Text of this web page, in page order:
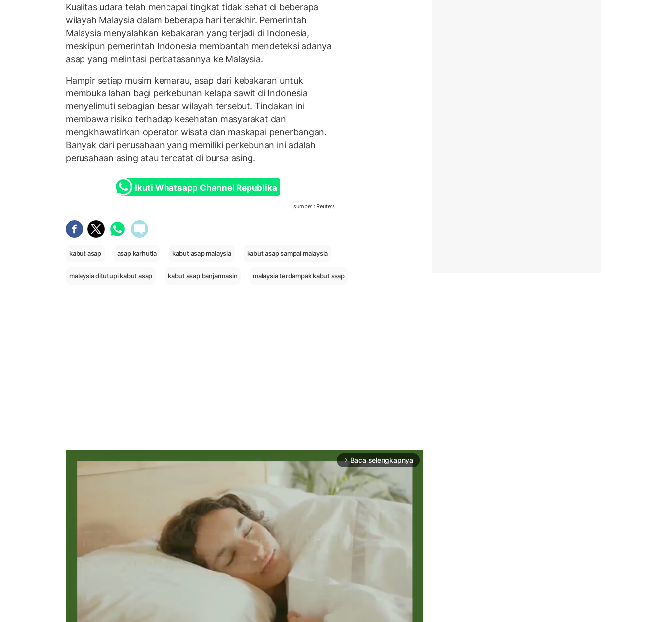
Kualitas udara telah mencapai tingkat tidak sehat di beberapa
wilayah Malaysia dalam beberapa hari terakhir. Pemerintah
Malaysia menyalahkan kebakaran yang terjadi di Indonesia,
meskipun pemerintah Indonesia membantah mendeteksi adanya
asap yang melintasi perbatasannya ke Malaysia.
Hampir setiap musim kemarau, asap dari kebakaran untuk
membuka lahan bagi perkebunan kelapa sawit di Indonesia
menyelimuti sebagian besar wilayah tersebut. Tindakan ini
membawa risiko terhadap kesehatan masyarakat dan
mengkhawatirkan operator wisata dan maskapai penerbangan.
Banyak dari perusahaan yang memiliki perkebunan ini adalah
perusahaan asing atau tercatat di bursa asing.
Ikuti Whatsapp Channel Republika
sumber : Reuters
kabut asap asap karhutla kabut asap malaysia kabut asap sampai malaysia
malaysia ditutupi kabut asap kabut asap banjarmasin malaysia terdampak kabut asap
arrow_forward_ios Baca selengkapnya